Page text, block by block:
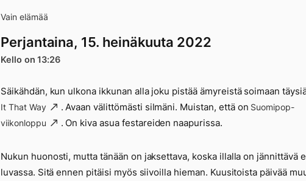
Vain elämää
Perjantaina, 15. heinäkuuta 2022
Kello on 13:26
Säikähdän, kun ulkona ikkunan alla joku pistää ämyreistä soimaan
It That Way . Avaan välittömästi silmäni. Muistan, että on Suomipop-
viikonloppu
. On kiva asua festareiden naapurissa.
Nukun huonosti, mutta tänään on jaksettava, koska illalla on jännittävä
luvassa. Sitä ennen pitäisi myös siivoilla hieman. Kuusitoista päivää